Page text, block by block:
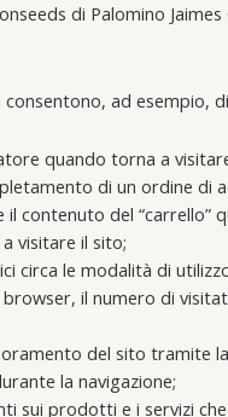
di Palomino
ad esempio,
quando torna a
di un ordine di
il contenuto del “carrello”
visitare il sito;
circa le modalità di
browser, il numero di
del sito tramite
la navigazione;
sui prodotti e i servizi